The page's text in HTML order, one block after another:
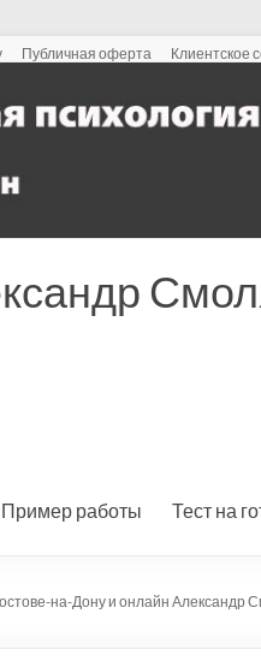
Публичная оферта Клиентское
Пример работы Тест на
на-Дону и онлайн Александр